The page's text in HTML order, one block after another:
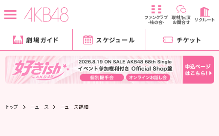
ファンクラブ
-柱の会-
取材/出演
お問合せ リクルート
劇場ガイド スケジュール チケット
トップ ニュース ニュース詳細